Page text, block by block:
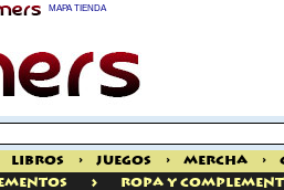
MAPA TIENDA
Libros > Juegos > Mercha >
> Ropa Y